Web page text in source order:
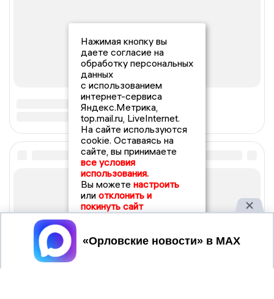
Нажимая кнопку вы
даете согласие на
обработку персональных
данных
с использованием
интернет-сервиса
Яндекс.Метрика,
top.mail.ru, LiveInternet.
На сайте используются
cookie. Оставаясь на
сайте, вы принимаете
все условия
использования.
Вы можете настроить
или отклонить и
покинуть сайт
Принять